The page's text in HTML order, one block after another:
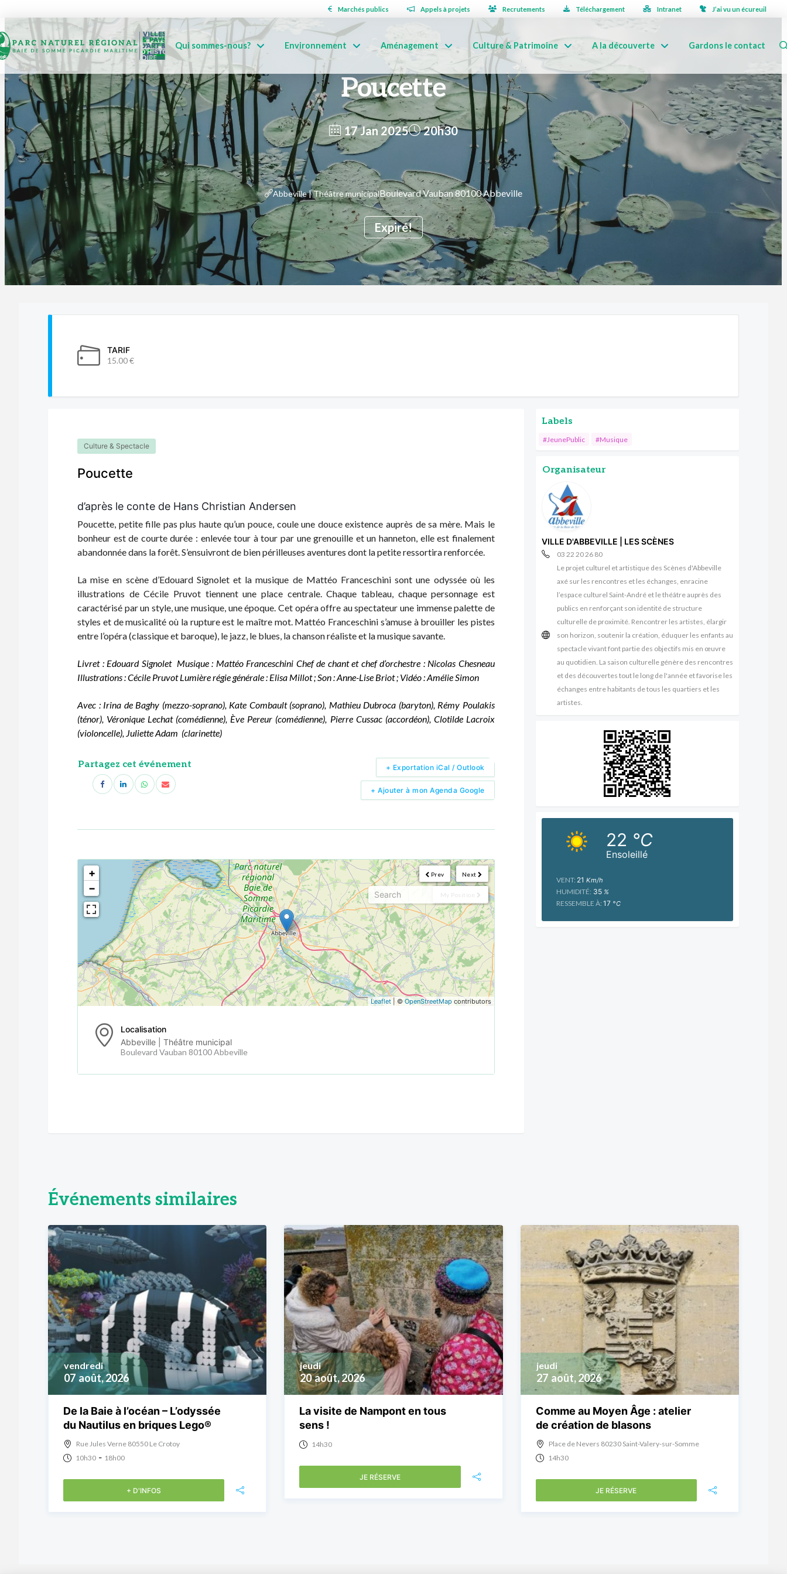
Marchés publics Appels à projets Recrutements Téléchargement Intranet J’ai vu un écureuil
Qui sommes-nous? Environnement Aménagement Culture & Patrimoine A la découverte Gardons le contact
Poucette
17 Jan 2025
Expiré!
20h30
Abbeville | Théâtre municipalBoulevard Vauban 80100 Abbeville
TARIF
15.00 €
Culture & Spectacle
Poucette
d’après le conte de Hans Christian Andersen
Poucette, petite fille pas plus haute qu’un pouce, coule une douce existence auprès de sa mère. Mais le
bonheur est de courte durée : enlevée tour à tour par une grenouille et un hanneton, elle est finalement
abandonnée dans la forêt. S’ensuivront de bien périlleuses aventures dont la petite ressortira renforcée.
La mise en scène d’Edouard Signolet et la musique de Mattéo Franceschini sont une odyssée où les
illustrations de Cécile Pruvot tiennent une place centrale. Chaque tableau, chaque personnage est
caractérisé par un style, une musique, une époque. Cet opéra offre au spectateur une immense palette de
styles et de musicalité où la rupture est le maître mot. Mattéo Franceschini s’amuse à brouiller les pistes
entre l’opéra (classique et baroque), le jazz, le blues, la chanson réaliste et la musique savante.
Livret : Edouard Signolet Musique : Mattéo Franceschini Chef de chant et chef d’orchestre : Nicolas Chesneau
Illustrations : Cécile PruvotLumière régie générale : Elisa Millot ; Son : Anne-Lise Briot ; Vidéo : Amélie Simon
Avec : Irina de Baghy (mezzo-soprano), Kate Combault (soprano), Mathieu Dubroca (baryton), Rémy Poulakis
(ténor), Véronique Lechat (comédienne), Ève Pereur (comédienne), Pierre Cussac (accordéon), Clotilde Lacroix
(violoncelle), Juliette Adam (clarinette)
Partagez cet événement
+ Ajouter à mon Agenda Google
+ Exportation iCal / Outlook
Next
Prev
My Position
<!---->
+
−
Leaflet| © OpenStreetMap contributors
Localisation
Abbeville | Théâtre municipal
Boulevard Vauban 80100 Abbeville
Labels
#JeunePublic #Musique
Organisateur
VILLE D'ABBEVILLE | LES SCÈNES
03 22 20 26 80
Le projet culturel et artistique des Scènes d'Abbeville
axé sur les rencontres et les échanges, enracine
l’espace culturel Saint-André et le théâtre auprès des
publics en renforçant son identité de structure
culturelle de proximité. Rencontrer les artistes, élargir
son horizon, soutenir la création, éduquer les enfants au
spectacle vivant font partie des objectifs mis en œuvre
au quotidien. La saison culturelle génère des rencontres
et des découvertes tout le long de l'année et favorise les
échanges entre habitants de tous les quartiers et les
artistes.
Ensoleillé
22 °C
VENT: 21 Km/h
HUMIDITÉ: 35%
RESSEMBLE À: 17 °C
Événements similaires
07 août, 2026
vendredi
De la Baie à l’océan – L’odyssée
du Nautilus en briques Lego®
Rue Jules Verne 80550 Le Crotoy
10h30 - 18h00
+ D'INFOS
20 août, 2026
jeudi
La visite de Nampont en tous
sens !
14h30
JE RÉSERVE
27 août, 2026
jeudi
Comme au Moyen Âge : atelier
de création de blasons
Place de Nevers 80230 Saint-Valery-sur-Somme
14h30
JE RÉSERVE